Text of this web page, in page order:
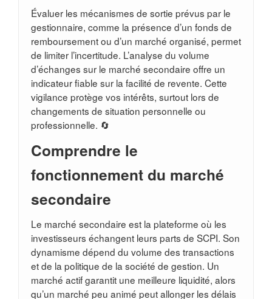
Évaluer les mécanismes de sortie prévus par le
gestionnaire, comme la présence d’un fonds de
remboursement ou d’un marché organisé, permet
de limiter l’incertitude. L’analyse du volume
d’échanges sur le marché secondaire offre un
indicateur fiable sur la facilité de revente. Cette
vigilance protège vos intérêts, surtout lors de
changements de situation personnelle ou
professionnelle. 🔄
Comprendre le
fonctionnement du marché
secondaire
Le marché secondaire est la plateforme où les
investisseurs échangent leurs parts de SCPI. Son
dynamisme dépend du volume des transactions
et de la politique de la société de gestion. Un
marché actif garantit une meilleure liquidité, alors
qu’un marché peu animé peut allonger les délais